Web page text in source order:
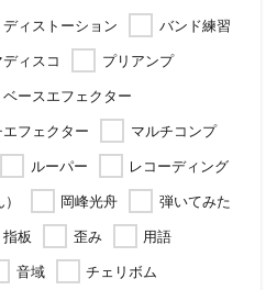
ディストーション
バンド練習
ィスコ
プリアンプ
ベースエフェクター
エフェクター
マルチコンプ
ルーパー
レコーディング
岡峰光舟
弾いてみた
指板 歪み
用語
音域
チェリボム